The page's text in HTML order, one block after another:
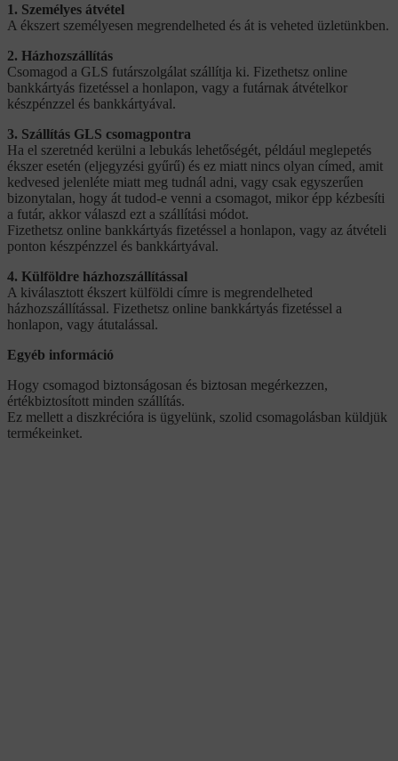
1. Személyes átvétel
A ékszert személyesen megrendelheted és át is veheted üzletünkben.
2. Házhozszállítás
Csomagod a GLS futárszolgálat szállítja ki. Fizethetsz online
bankkártyás fizetéssel a honlapon, vagy a futárnak átvételkor
készpénzzel és bankkártyával.
3. Szállítás GLS csomagpontra
Ha el szeretnéd kerülni a lebukás lehetőségét, például meglepetés
ékszer esetén (eljegyzési gyűrű) és ez miatt nincs olyan címed, amit
kedvesed jelenléte miatt meg tudnál adni, vagy csak egyszerűen
bizonytalan, hogy át tudod-e venni a csomagot, mikor épp kézbesíti
a futár, akkor válaszd ezt a szállítási módot.
Fizethetsz online bankkártyás fizetéssel a honlapon, vagy az átvételi
ponton készpénzzel és bankkártyával.
4. Külföldre házhozszállítással
A kiválasztott ékszert külföldi címre is megrendelheted
házhozszállítással. Fizethetsz online bankkártyás fizetéssel a
honlapon, vagy átutalással.
Egyéb információ
Hogy csomagod biztonságosan és biztosan megérkezzen,
értékbiztosított minden szállítás.
Ez mellett a diszkrécióra is ügyelünk, szolid csomagolásban küldjük
termékeinket.